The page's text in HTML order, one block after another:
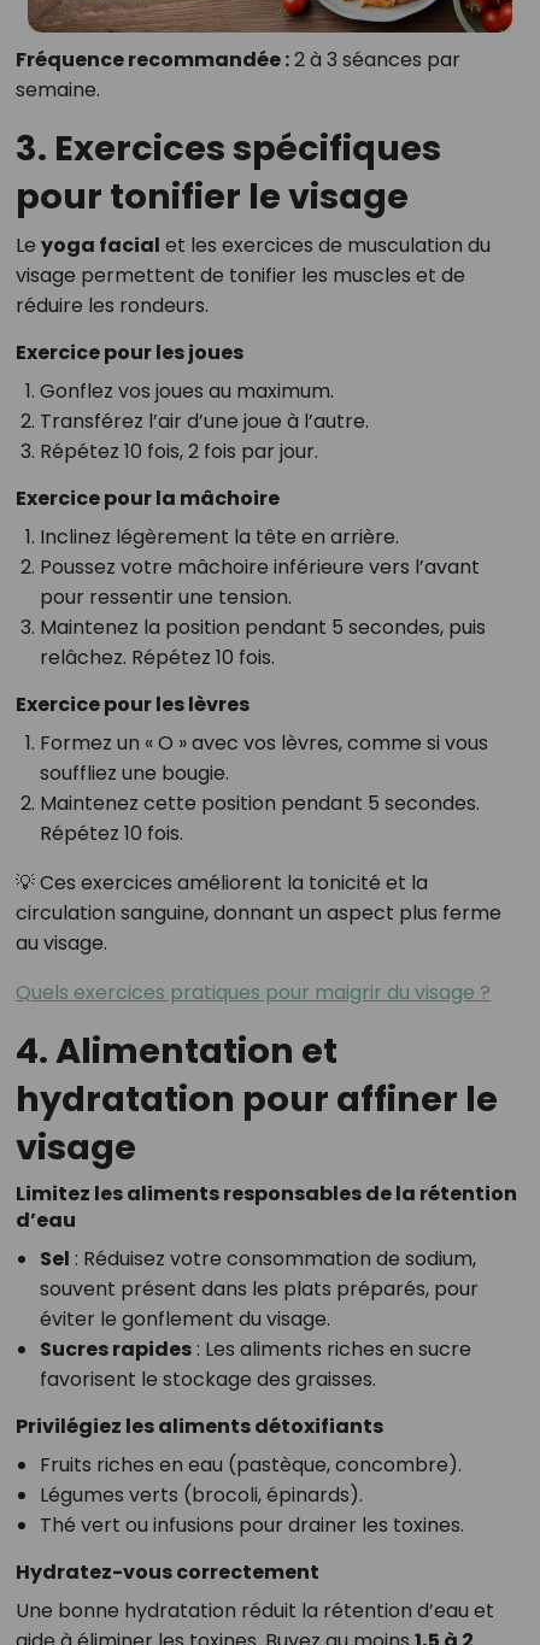
Fréquence recommandée :2 à 3 séances par
semaine.
3. Exercices spécifiques
pour tonifier le visage
Le yoga facial et les exercices de musculation du
visage permettent de tonifier les muscles et de
réduire les rondeurs.
Exercice pour les joues
Gonflez vos joues au maximum.
Transférez l’air d’une joue à l’autre.
Répétez 10 fois, 2 fois par jour.
Exercice pour la mâchoire
Inclinez légèrement la tête en arrière.
Poussez votre mâchoire inférieure vers l’avant
pour ressentir une tension.
Maintenez la position pendant 5 secondes, puis
relâchez. Répétez 10 fois.
Exercice pour les lèvres
Formez un « O » avec vos lèvres, comme si vous
souffliez une bougie.
Maintenez cette position pendant 5 secondes.
Répétez 10 fois.
💡 Ces exercices améliorent la tonicité et la
circulation sanguine, donnant un aspect plus ferme
au visage.
Quels exercices pratiques pour maigrir du visage ?
4. Alimentation et
hydratation pour affiner le
visage
Limitez les aliments responsables de la rétention
d’eau
Sel : Réduisez votre consommation de sodium,
souvent présent dans les plats préparés, pour
éviter le gonflement du visage.
Sucres rapides: Les aliments riches en sucre
favorisent le stockage des graisses.
Privilégiez les aliments détoxifiants
Fruits riches en eau (pastèque, concombre).
Légumes verts (brocoli, épinards).
Thé vert ou infusions pour drainer les toxines.
Hydratez-vous correctement
Une bonne hydratation réduit la rétention d’eau et